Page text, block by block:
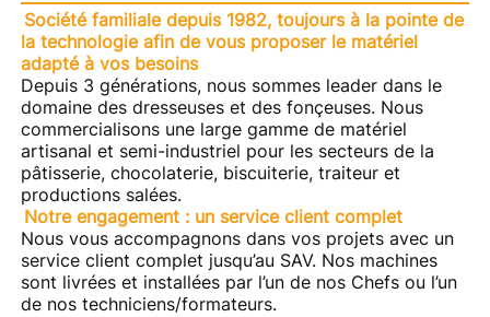
Société familiale depuis 1982, toujours à la pointe de
la technologie afin de vous proposer le matériel
adapté à vos besoins
Depuis 3 générations, nous sommes leader dans le
domaine des dresseuses et des fonçeuses. Nous
commercialisons une large gamme de matériel
artisanal et semi-industriel pour les secteurs de la
pâtisserie, chocolaterie, biscuiterie, traiteur et
productions salées.
Notre engagement : un service client complet
Nous vous accompagnons dans vos projets avec un
service client complet jusqu’au SAV. Nos machines
sont livrées et installées par l’un de nos Chefs ou l’un
de nos techniciens/formateurs.